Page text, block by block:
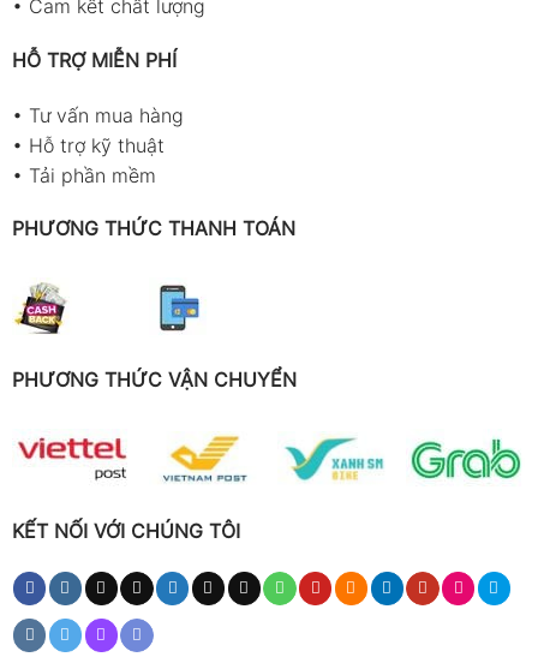
• Cam kết chất lượng
HỖ TRỢ MIỄN PHÍ
• Tư vấn mua hàng
• Hỗ trợ kỹ thuật
• Tải phần mềm
PHƯƠNG THỨC THANH TOÁN
PHƯƠNG THỨC VẬN CHUYỂN
KẾT NỐI VỚI CHÚNG TÔI